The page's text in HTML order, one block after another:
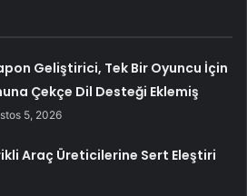
Geliştirici, Tek Bir Oyuncu İçin
Çekçe Dil Desteği Eklemiş
5, 2026
Araç Üreticilerine Sert Eleştiri